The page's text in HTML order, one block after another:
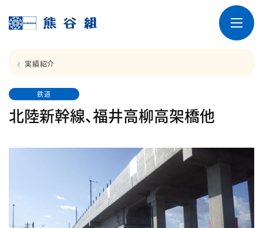
実績紹介
鉄道
北陸新幹線、福井高柳高架橋他